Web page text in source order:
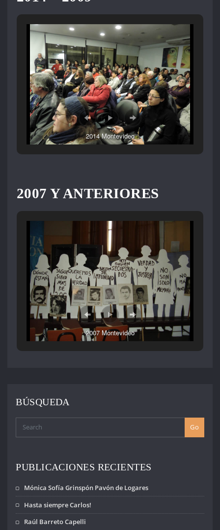
2014 Montevideo
2007 Y ANTERIORES
2007 Montevideo
BÚSQUEDA
Go
PUBLICACIONES RECIENTES
Mónica Sofía Grinspón Pavón de Logares
Hasta siempre Carlos!
Raúl Barreto Capelli